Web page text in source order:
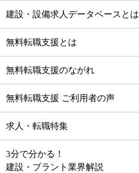
建設・設備求人データベースとは
無料転職支援とは
無料転職支援のながれ
無料転職支援 ご利用者の声
求人・転職特集
3分で分かる！
建設・プラント業界解説